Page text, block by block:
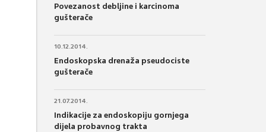
Povezanost debljine i karcinoma
gušterače
10.12.2014.
Endoskopska drenaža pseudociste
gušterače
21.07.2014.
Indikacije za endoskopiju gornjega
dijela probavnog trakta